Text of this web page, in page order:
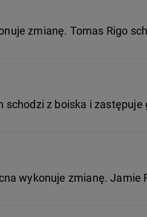
zmianę. Tomas Rigo
schodzi z boiska i zastępuje
wykonuje zmianę.